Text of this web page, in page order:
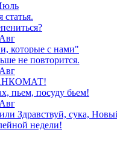
которые с нами"
не повторится.
пьем, посуду бьем!
Здравствуй, сука,
недели!